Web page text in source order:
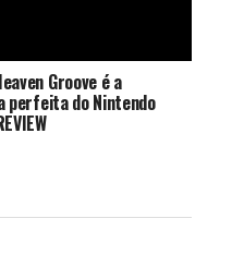
Groove é a
perfeita do Nintendo